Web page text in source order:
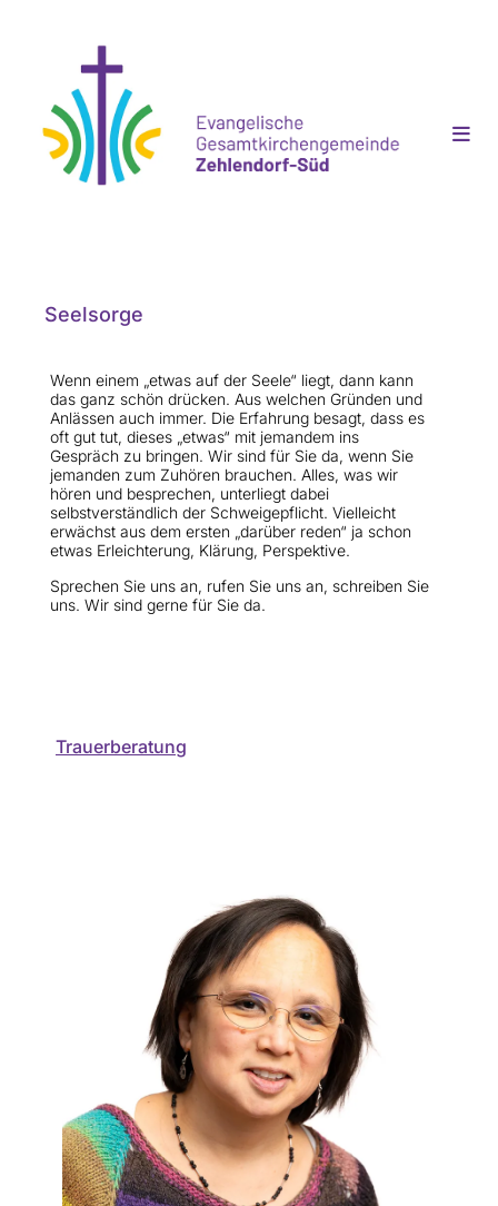
Seelsorge
Wenn einem „etwas auf der Seele“ liegt, dann kann
das ganz schön drücken. Aus welchen Gründen und
Anlässen auch immer. Die Erfahrung besagt, dass es
oft gut tut, dieses „etwas“ mit jemandem ins
Gespräch zu bringen. Wir sind für Sie da, wenn Sie
jemanden zum Zuhören brauchen. Alles, was wir
hören und besprechen, unterliegt dabei
selbstverständlich der Schweigepflicht. Vielleicht
erwächst aus dem ersten „darüber reden“ ja schon
etwas Erleichterung, Klärung, Perspektive.
Sprechen Sie uns an, rufen Sie uns an, schreiben Sie
uns. Wir sind gerne für Sie da.
Trauerberatung